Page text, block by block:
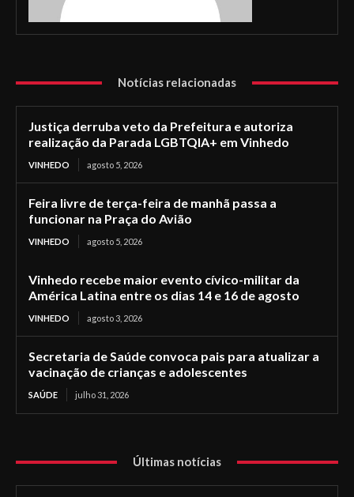
Notícias relacionadas
Justiça derruba veto da Prefeitura e autoriza
realização da Parada LGBTQIA+ em Vinhedo
VINHEDO agosto 5, 2026
Feira livre de terça-feira de manhã passa a
funcionar na Praça do Avião
VINHEDO agosto 5, 2026
Vinhedo recebe maior evento cívico-militar da
América Latina entre os dias 14 e 16 de agosto
VINHEDO agosto 3, 2026
Secretaria de Saúde convoca pais para atualizar a
vacinação de crianças e adolescentes
SAÚDE julho 31, 2026
Últimas notícias